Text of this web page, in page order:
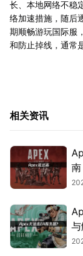
长、本地网络不稳
络加速措施，随后
期顺畅游玩国际服
和防止掉线，通常
相关资讯
南
与